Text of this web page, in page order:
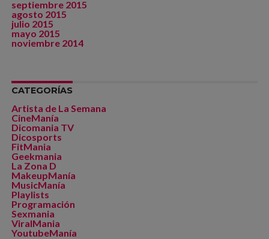
septiembre 2015
agosto 2015
julio 2015
mayo 2015
noviembre 2014
CATEGORÍAS
Artista de La Semana
CineManía
Dicomania TV
Dicosports
FitMania
Geekmania
La Zona D
MakeupManía
MusicManía
Playlists
Programación
Sexmania
ViralMania
YoutubeManía